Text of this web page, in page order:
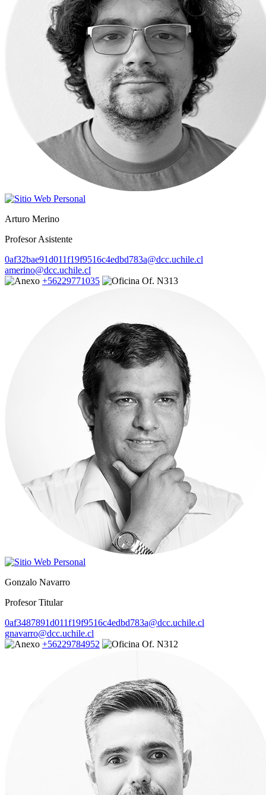
Arturo Merino
Profesor Asistente
0af32bae91d011f19f9516c4edbd783a@dcc.uchile.cl
amerino@dcc.uchile.cl
+56229771035
Of. N313
Gonzalo Navarro
Profesor Titular
0af3487891d011f19f9516c4edbd783a@dcc.uchile.cl
gnavarro@dcc.uchile.cl
+56229784952
Of. N312